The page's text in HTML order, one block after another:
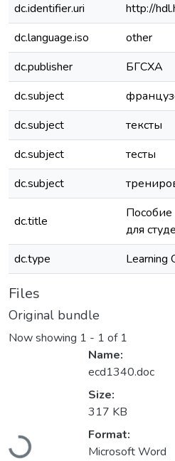
dc.identifier.uri
http://
dc.language.iso
other
dc.publisher
БГСХА
dc.subject
dc.subject
тексты
dc.subject
тесты
dc.subject
dc.title
для
dc.type
Learning
Files
Original bundle
Now showing 1 - 1 of 1
Loading...
Name:
ecd1340.doc
Size:
317 KB
Format:
Microsoft Word